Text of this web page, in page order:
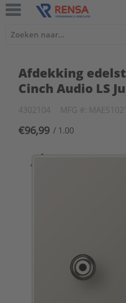
Afdekking
Cinch Audio LS
4302104 MFG #: MAES1021
€96,99 / 1.00